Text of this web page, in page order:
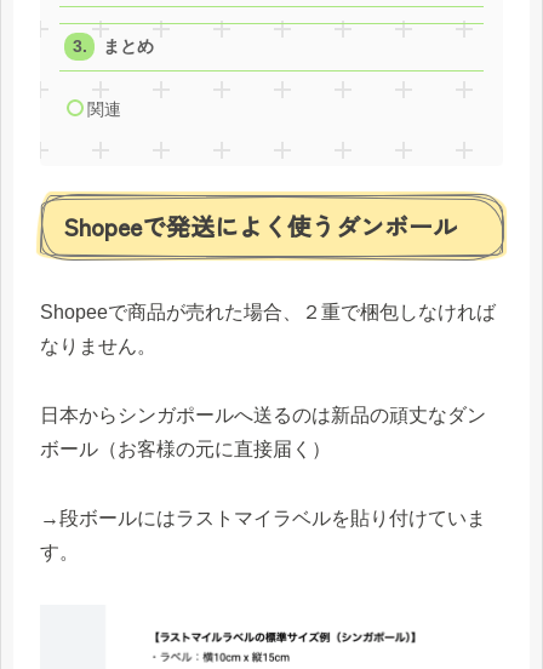
まとめ
関連
Shopeeで発送によく使うダンボール
Shopeeで商品が売れた場合、２重で梱包しなければ
なりません。
日本からシンガポールへ送るのは新品の頑丈なダン
ボール（お客様の元に直接届く）
→段ボールにはラストマイラベルを貼り付けていま
す。